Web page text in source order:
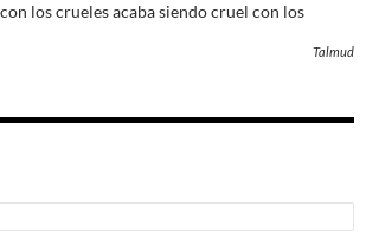
los crueles acaba siendo cruel con los
Talmud